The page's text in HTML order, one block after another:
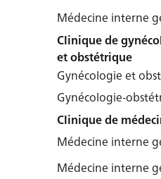
Médecine interne
Clinique de
et obstétrique
Gynécologie et
Gynécologie-
Clinique de
Médecine interne
Médecine interne